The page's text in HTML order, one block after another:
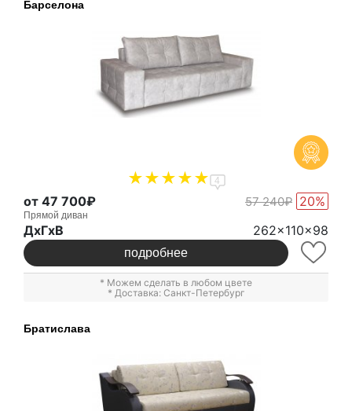
Барселона
4
от 47 700₽ 57 240₽ 20%
Прямой диван
ДxГxВ 262x110x98
подробнее
* Можем сделать в любом цвете
* Доставка: Санкт-Петербург
Братислава